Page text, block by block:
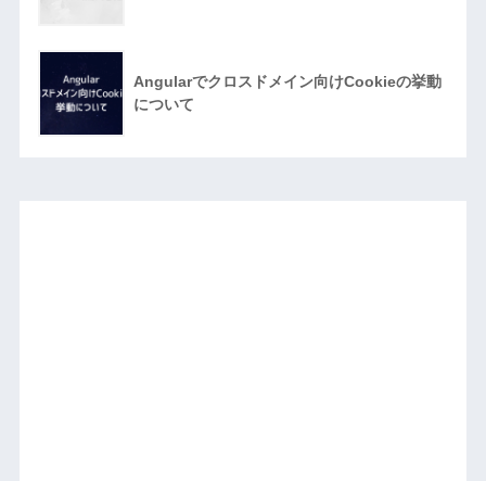
Angularでクロスドメイン向けCookieの挙動
について